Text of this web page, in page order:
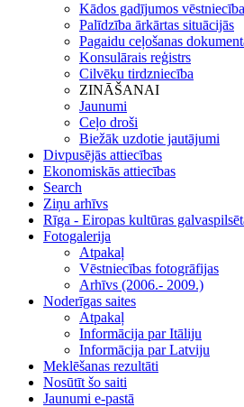
Kādos gadījumos
Palīdzība ārkārtas situācijās
Pagaidu ceļošanas
Konsulārais reģistrs
Cilvēku tirdzniecība
ZINĀŠANAI
Jaunumi
Ceļo droši
Biežāk uzdotie jautājumi
Divpusējās attiecības
Ekonomiskās attiecības
Search
Ziņu arhīvs
Rīga - Eiropas kultūras
Fotogalerija
Atpakaļ
Vēstniecības fotogrāfijas
Arhīvs (2006.- 2009.)
Noderīgas saites
Atpakaļ
Informācija par Itāliju
Informācija par Latviju
Meklēšanas rezultāti
Nosūtīt šo saiti
Jaunumi e-pastā